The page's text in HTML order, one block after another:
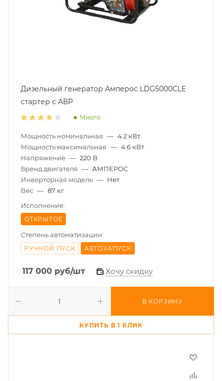
Дизельный генератор Амперос LDG5000СLE
стартер с АВР
Много
Мощность номинальная — 4.2 кВт
Мощность максимальная — 4.6 кВт
Напряжение — 220 В
Бренд двигателя — АМПЕРОС
Инверторная модель — Нет
Вес — 87 кг
Исполнение:
ОТКРЫТОЕ
Степень автоматизации:
РУЧНОЙ ПУСК АВТОЗАПУСК
117 000 руб/шт Хочу скидку
В КОРЗИНУ
КУПИТЬ В 1 КЛИК